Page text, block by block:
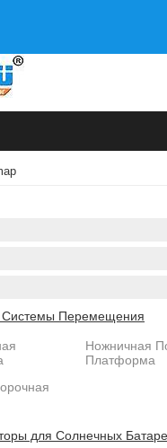
Перемещения
Ножничная
Платформа
для Солнечных